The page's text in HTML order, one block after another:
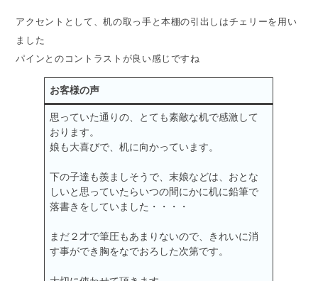
アクセントとして、机の取っ手と本棚の引出しはチェリーを用い
ました
パインとのコントラストが良い感じですね
お客様の声
思っていた通りの、とても素敵な机で感激して
おります。
娘も大喜びで、机に向かっています。
下の子達も羨ましそうで、末娘などは、おとな
しいと思っていたらいつの間にかに机に鉛筆で
落書きをしていました・・・・
まだ２才で筆圧もあまりないので、きれいに消
す事ができ胸をなでおろした次第です。